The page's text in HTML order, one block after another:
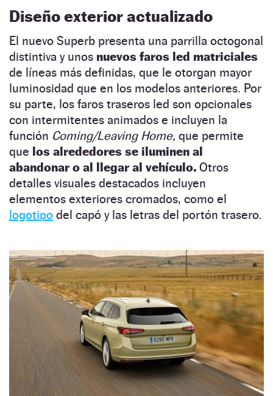
Diseño exterior actualizado
El nuevo Superb presenta una parrilla octogonal
distintiva y unos nuevos faros led matriciales
de líneas más definidas, que le otorgan mayor
luminosidad que en los modelos anteriores. Por
su parte, los faros traseros led son opcionales
con intermitentes animados e incluyen la
función Coming/Leaving Home, que permite
que los alrededores se iluminen al
abandonar o al llegar al vehículo. Otros
detalles visuales destacados incluyen
elementos exteriores cromados, como el
logotipo del capó y las letras del portón trasero.